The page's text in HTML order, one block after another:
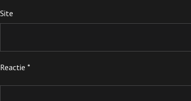
Site
Reactie *